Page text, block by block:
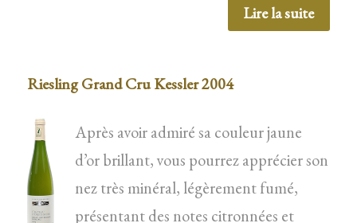
Lire la suite
Riesling Grand Cru Kessler 2004
Après avoir admiré sa couleur jaune
d’or brillant, vous pourrez apprécier son
nez très minéral, légèrement fumé,
présentant des notes citronnées et